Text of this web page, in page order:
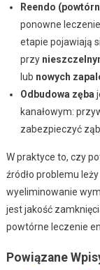
Reendo
ponowne
etapie pojawiają
przy
lub nowych
Odbudowa zęba
kanałowym:
zabezpieczyć
W praktyce to, czy
źródło problemu
wyeliminowanie
jest jakość
powtórne leczenie
Powiązane